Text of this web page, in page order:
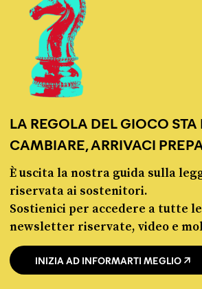
LA REGOLA DEL GIOCO STA
CAMBIARE, ARRIVACI
È uscita la nostra guida sulla
riservata ai sostenitori.
Sostienici per accedere a tutte
newsletter riservate, video e
INIZIA AD INFORMARTI MEGLIO
politica dal
chi siamo
manifesto
redazione